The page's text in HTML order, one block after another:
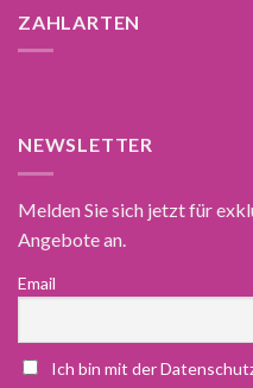
ZAHLARTEN
NEWSLETTER
Melden Sie sich jetzt für
Angebote an.
Email
Ich bin mit der